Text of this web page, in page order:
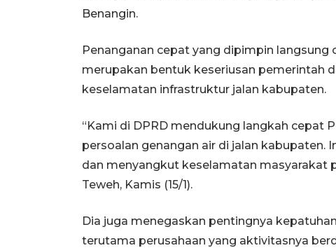
Benangin.
Penanganan cepat yang dipimpin langsung
merupakan bentuk keseriusan pemerintah
keselamatan infrastruktur jalan kabupaten.
“Kami di DPRD mendukung langkah cepat
persoalan genangan air di jalan kabupaten.
dan menyangkut keselamatan masyarakat
Teweh, Kamis (15/1).
Dia juga menegaskan pentingnya
terutama perusahaan yang aktivitasnya